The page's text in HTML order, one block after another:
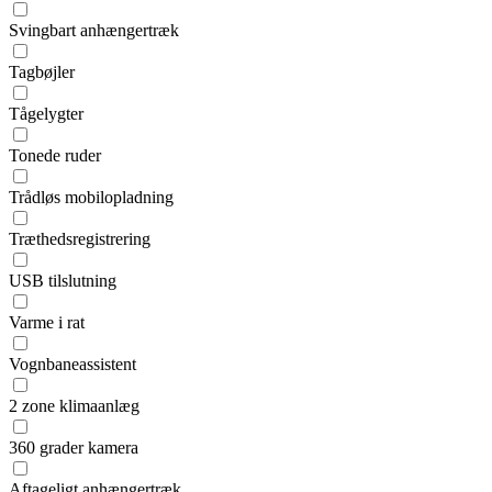
Svingbart anhængertræk
Tagbøjler
Tågelygter
Tonede ruder
Trådløs mobilopladning
Træthedsregistrering
USB tilslutning
Varme i rat
Vognbaneassistent
2 zone klimaanlæg
360 grader kamera